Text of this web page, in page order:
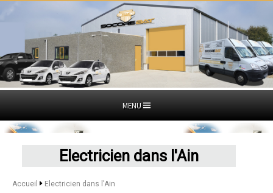
MENU
Electricien dans l'Ain
Accueil Electricien dans l'Ain